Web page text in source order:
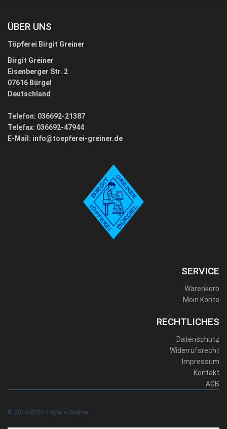
ÜBER UNS
Töpferei Birgit Greiner
Birgit Greiner
Eisenberger Str. 2
07616 Bürgel
Deutschland
Telefon: 036692-21387
Telefax: 036692-47944
E-Mail: info@toepferei-greiner.de
SERVICE
Warenkorb
Mein Konto
RECHTLICHES
Datenschutz
Widerrufsrecht
Impressum
Kontakt
AGB
© 2016-2026 Töpferei-Greiner